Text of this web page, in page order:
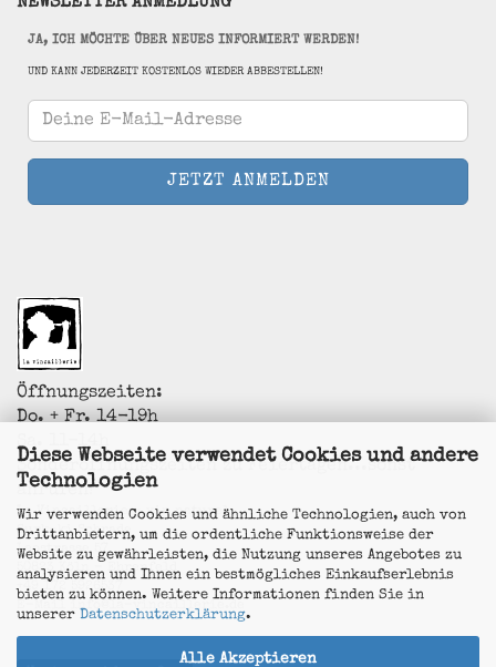
Diese Webseite verwendet Cookies und andere
Technologien
Wir verwenden Cookies und ähnliche Technologien, auch von
Drittanbietern, um die ordentliche Funktionsweise der
Website zu gewährleisten, die Nutzung unseres Angebotes zu
analysieren und Ihnen ein bestmögliches Einkaufserlebnis
bieten zu können. Weitere Informationen finden Sie in
unserer Datenschutzerklärung.
Alle Akzeptieren
JA, ICH MÖCHTE ÜBER NEUES INFORMIERT WERDEN!
UND KANN JEDERZEIT KOSTENLOS WIEDER ABBESTELLEN!
Öffnungszeiten:
Do. + Fr. 14-19h
Sa. 11-14h
Sonderöffnungszeiten zu Feiertagen...sonst
anrufen!
La Vincaillerie - vin naturel
Surk-ki Schrade
Leostrasse 57
50823 Köln - Ehrenfeld
+49 172 5926537
info@la-vincaillerie.de